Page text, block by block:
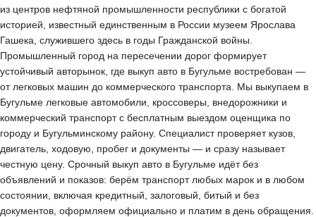
из центров нефтяной промышленности республики с богатой
историей, известный единственным в России музеем Ярослава
Гашека, служившего здесь в годы Гражданской войны.
Промышленный город на пересечении дорог формирует
устойчивый авторынок, где выкуп авто в Бугульме востребован —
от легковых машин до коммерческого транспорта. Мы выкупаем в
Бугульме легковые автомобили, кроссоверы, внедорожники и
коммерческий транспорт с бесплатным выездом оценщика по
городу и Бугульминскому району. Специалист проверяет кузов,
двигатель, ходовую, пробег и документы — и сразу называет
честную цену. Срочный выкуп авто в Бугульме идёт без
объявлений и показов: берём транспорт любых марок и в любом
состоянии, включая кредитный, залоговый, битый и без
документов, оформляем официально и платим в день обращения.